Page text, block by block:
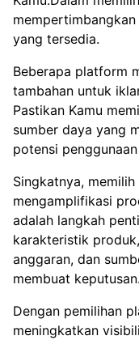
yang tersedia.
Beberapa platform
tambahan untuk
Pastikan Kamu
sumber daya yang
potensi
Singkatnya,
mengamplifikasi
adalah langkah
karakteristik
anggaran, dan
membuat keputusan.
Dengan pemilihan
meningkatkan